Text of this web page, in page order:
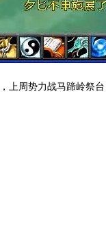
周势力战马蹄岭祭